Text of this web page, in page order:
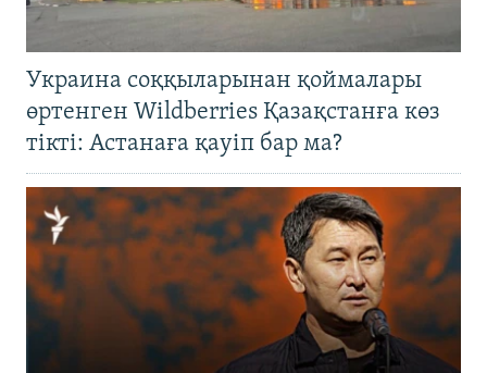
Украина соққыларынан қоймалары
өртенген Wildberries Қазақстанға көз
тікті: Астанаға қауіп бар ма?